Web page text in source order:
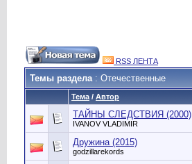
RSS ЛЕНТА
Темы раздела: Отечественные
Тема / Автор
ТАЙНЫ СЛЕДСТВИЯ (2000)
IVANOV VLADIMIR
Дружина (2015)
godzillarekords